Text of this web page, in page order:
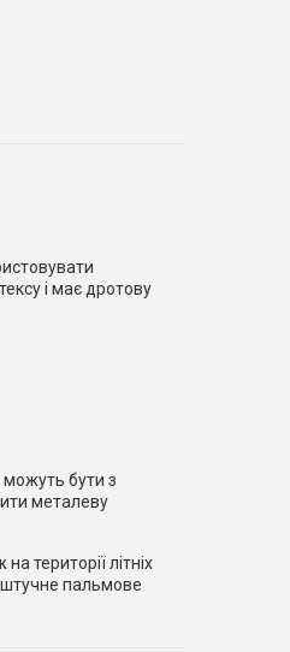
і має дротову
можуть бути з
металеву
території літніх
штучне пальмове